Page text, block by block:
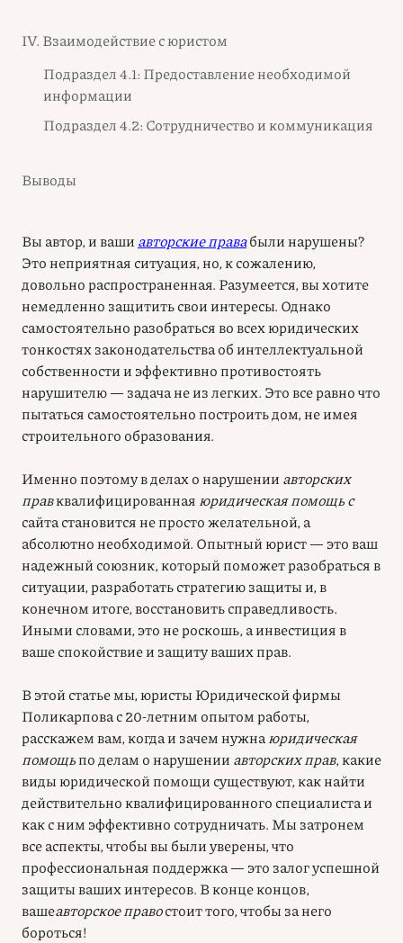
IV. Взаимодействие с юристом
Подраздел 4.1: Предоставление необходимой
информации
Подраздел 4.2: Сотрудничество и коммуникация
Выводы
Вы автор, и ваши авторские правабыли нарушены?
Это неприятная ситуация, но, к сожалению,
довольно распространенная. Разумеется, вы хотите
немедленно защитить свои интересы. Однако
самостоятельно разобраться во всех юридических
тонкостях законодательства об интеллектуальной
собственности и эффективно противостоять
нарушителю — задача не из легких. Это все равно что
пытаться самостоятельно построить дом, не имея
строительного образования.
Именно поэтому в делах о нарушении авторских
правквалифицированная юридическая помощь с
сайта становится не просто желательной, а
абсолютно необходимой. Опытный юрист — это ваш
надежный союзник, который поможет разобраться в
ситуации, разработать стратегию защиты и, в
конечном итоге, восстановить справедливость.
Иными словами, это не роскошь, а инвестиция в
ваше спокойствие и защиту ваших прав.
В этой статье мы, юристы Юридической фирмы
Поликарпова с 20-летним опытом работы,
расскажем вам, когда и зачем нужна юридическая
помощьпо делам о нарушении авторских прав, какие
виды юридической помощи существуют, как найти
действительно квалифицированного специалиста и
как с ним эффективно сотрудничать. Мы затронем
все аспекты, чтобы вы были уверены, что
профессиональная поддержка — это залог успешной
защиты ваших интересов. В конце концов,
вашеавторское правостоит того, чтобы за него
бороться!